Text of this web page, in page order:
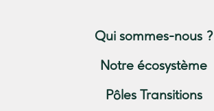
Qui sommes-nous ?
Notre écosystème
Pôles Transitions